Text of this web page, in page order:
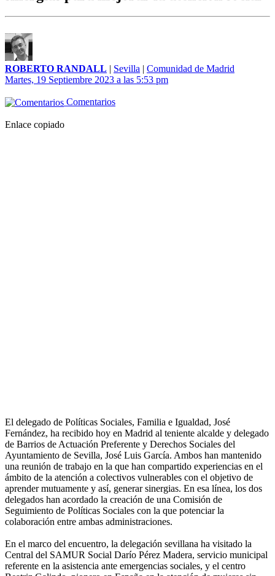
ROBERTO RANDALL | Sevilla | Comunidad de Madrid
Martes, 19 Septiembre 2023 a las 5:53 pm
Comentarios
Enlace copiado
El delegado de Políticas Sociales, Familia e Igualdad, José
Fernández, ha recibido hoy en Madrid al teniente alcalde y delegado
de Barrios de Actuación Preferente y Derechos Sociales del
Ayuntamiento de Sevilla, José Luis García. Ambos han mantenido
una reunión de trabajo en la que han compartido experiencias en el
ámbito de la atención a colectivos vulnerables con el objetivo de
aprender mutuamente y así, generar sinergias. En esa línea, los dos
delegados han acordado la creación de una Comisión de
Seguimiento de Políticas Sociales con la que potenciar la
colaboración entre ambas administraciones.
En el marco del encuentro, la delegación sevillana ha visitado la
Central del SAMUR Social Darío Pérez Madera, servicio municipal
referente en la asistencia ante emergencias sociales, y el centro